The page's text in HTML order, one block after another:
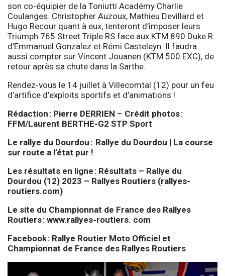
son co-équipier de la Toniutti Académy Charlie
Coulanges. Christopher Auzoux, Mathieu Devillard et
Hugo Recour quant à eux, tenteront d’imposer leurs
Triumph 765 Street Triple RS face aux KTM 890 Duke R
d’Emmanuel Gonzalez et Rémi Casteleyn. Il faudra
aussi compter sur Vincent Jouanen (KTM 500 EXC), de
retour après sa chute dans la Sarthe.
Rendez-vous le 14 juillet à Villecomtal (12) pour un feu
d’artifice d’exploits sportifs et d’animations !
Rédaction : Pierre DERRIEN – Crédit photos :
FFM/Laurent BERTHE-G2 STP Sport
Le rallye du Dourdou : Rallye du Dourdou | La course
sur route a l’état pur !
Les résultats en ligne : Résultats – Rallye du
Dourdou (12) 2023 – Rallyes Routiers (rallyes-
routiers.com)
Le site du Championnat de France des Rallyes
Routiers : www.rallyes-routiers. com
Facebook : Rallye Routier Moto Officiel et
Championnat de France des Rallyes Routiers